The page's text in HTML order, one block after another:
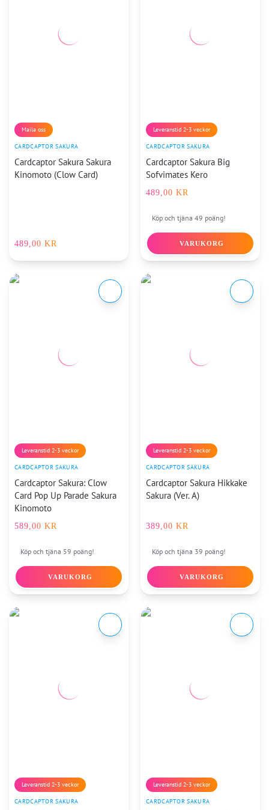
Maila oss
CARDCAPTOR SAKURA
Cardcaptor Sakura Sakura
Kinomoto (Clow Card)
489,00 KR
Leveranstid 2-3 veckor
CARDCAPTOR SAKURA
Cardcaptor Sakura Big
Sofvimates Kero
489,00 KR
Köp och tjäna 49 poäng!
VARUKORG
Leveranstid 2-3 veckor
CARDCAPTOR SAKURA
Cardcaptor Sakura: Clow
Card Pop Up Parade Sakura
Kinomoto
589,00 KR
Köp och tjäna 59 poäng!
VARUKORG
Leveranstid 2-3 veckor
CARDCAPTOR SAKURA
Cardcaptor Sakura Hikkake
Sakura (Ver. A)
389,00 KR
Köp och tjäna 39 poäng!
VARUKORG
Leveranstid 2-3 veckor
CARDCAPTOR SAKURA
Leveranstid 2-3 veckor
CARDCAPTOR SAKURA